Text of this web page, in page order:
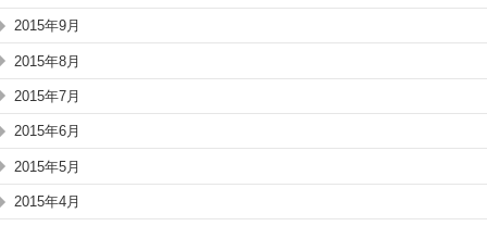
2015年9月
2015年8月
2015年7月
2015年6月
2015年5月
2015年4月